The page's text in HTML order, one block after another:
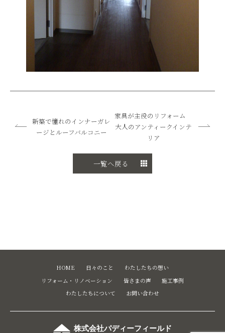
新築で憧れのインナーガレ
ージとルーフバルコニー
一覧へ戻る
家具が主役のリフォーム
大人のアンティークインテ
リア
HOME 日々のこと
わたしたちの想い
リフォーム・リノベーション
皆さまの声
施工事例
わたしたちについて
お問い合わせ
株式会社パディーフィールド